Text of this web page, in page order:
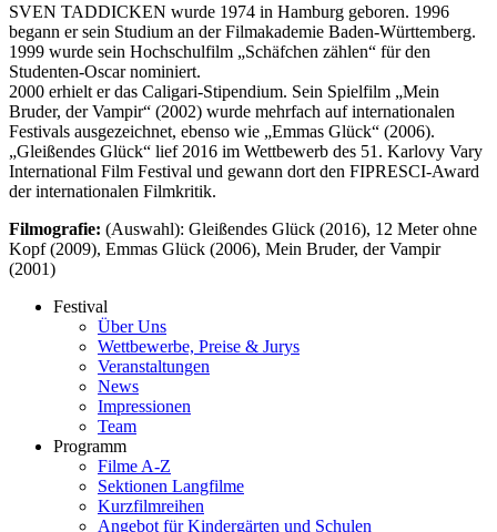
SVEN TADDICKEN wurde 1974 in Hamburg geboren. 1996
begann er sein Studium an der Filmakademie Baden-Württemberg.
1999 wurde sein Hochschulfilm „Schäfchen zählen“ für den
Studenten-Oscar nominiert.
2000 erhielt er das Caligari-Stipendium. Sein Spielfilm „Mein
Bruder, der Vampir“ (2002) wurde mehrfach auf internationalen
Festivals ausgezeichnet, ebenso wie „Emmas Glück“ (2006).
„Gleißendes Glück“ lief 2016 im Wettbewerb des 51. Karlovy Vary
International Film Festival und gewann dort den FIPRESCI-Award
der internationalen Filmkritik.
Filmografie: (Auswahl): Gleißendes Glück (2016), 12 Meter ohne
Kopf (2009), Emmas Glück (2006), Mein Bruder, der Vampir
(2001)
Festival
Über Uns
Wettbewerbe, Preise & Jurys
Veranstaltungen
News
Impressionen
Team
Programm
Filme A-Z
Sektionen Langfilme
Kurzfilmreihen
Angebot für Kindergärten und Schulen